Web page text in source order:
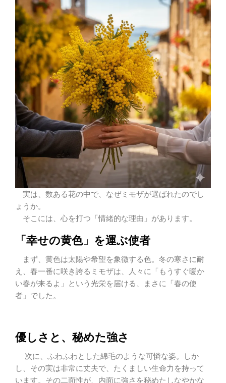
実は、数ある花の中で、なぜミモザが選ばれたのでし
ょうか。
そこには、心を打つ「情緒的な理由」があります。
「幸せの黄色」を運ぶ使者
まず、黄色は太陽や希望を象徴する色。冬の寒さに耐
え、春一番に咲き誇るミモザは、人々に「もうすぐ暖か
い春が来るよ」という光栄を届ける、まさに「春の使
者」でした。
優しさと、秘めた強さ
次に、ふわふわとした綿毛のような可憐な姿。しか
し、その実は非常に丈夫で、たくましい生命力を持って
います。その二面性が、内面に強さを秘めたしなやかな